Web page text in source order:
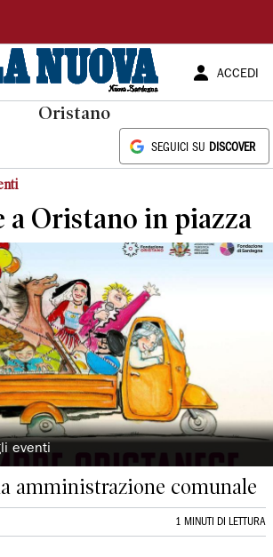
ACCEDI
Oristano
SEGUICI SU DISCOVER
a Oristano in piazza
eventi
amministrazione comunale
1 MINUTI DI LETTURA